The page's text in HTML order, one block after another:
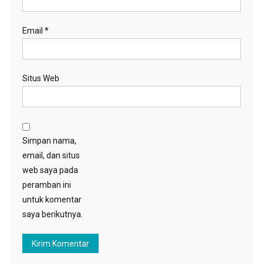
Email *
Situs Web
Simpan nama,
email, dan situs
web saya pada
peramban ini
untuk komentar
saya berikutnya.